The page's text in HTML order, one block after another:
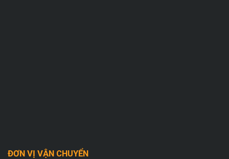
ĐƠN VỊ VẬN CHUYỂN